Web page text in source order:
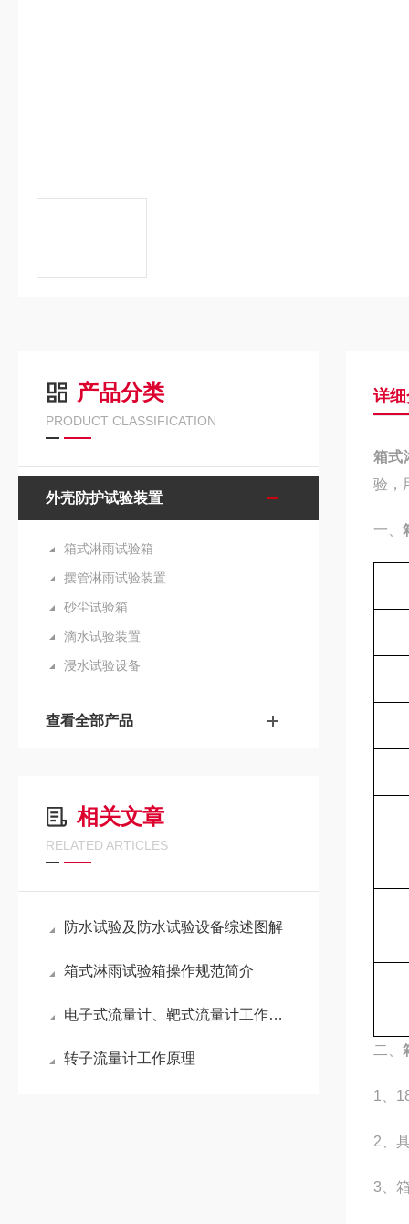
产品分类
PRODUCT CLASSIFICATION
外壳防护试验装置
箱式淋雨试验箱
摆管淋雨试验装置
砂尘试验箱
滴水试验装置
浸水试验设备
查看全部产品
相关文章
RELATED ARTICLES
防水试验及防水试验设备综述图解
箱式淋雨试验箱操作规范简介
电子式流量计、靶式流量计工作原理
转子流量计工作原理
详
箱式
验，
一、
二、
1
2 、
3 、